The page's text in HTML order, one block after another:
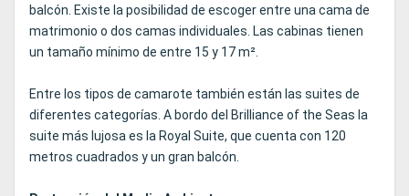
balcón. Existe la posibilidad de escoger entre una cama de
matrimonio o dos camas individuales. Las cabinas tienen
un tamaño mínimo de entre 15 y 17 m².
Entre los tipos de camarote también están las suites de
diferentes categorías. A bordo del Brilliance of the Seas la
suite más lujosa es la Royal Suite, que cuenta con 120
metros cuadrados y un gran balcón.